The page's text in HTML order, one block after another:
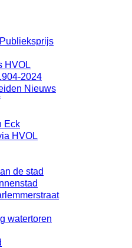
HVOL
2024
Nieuws
Eck
HVOL
de stad
watertoren